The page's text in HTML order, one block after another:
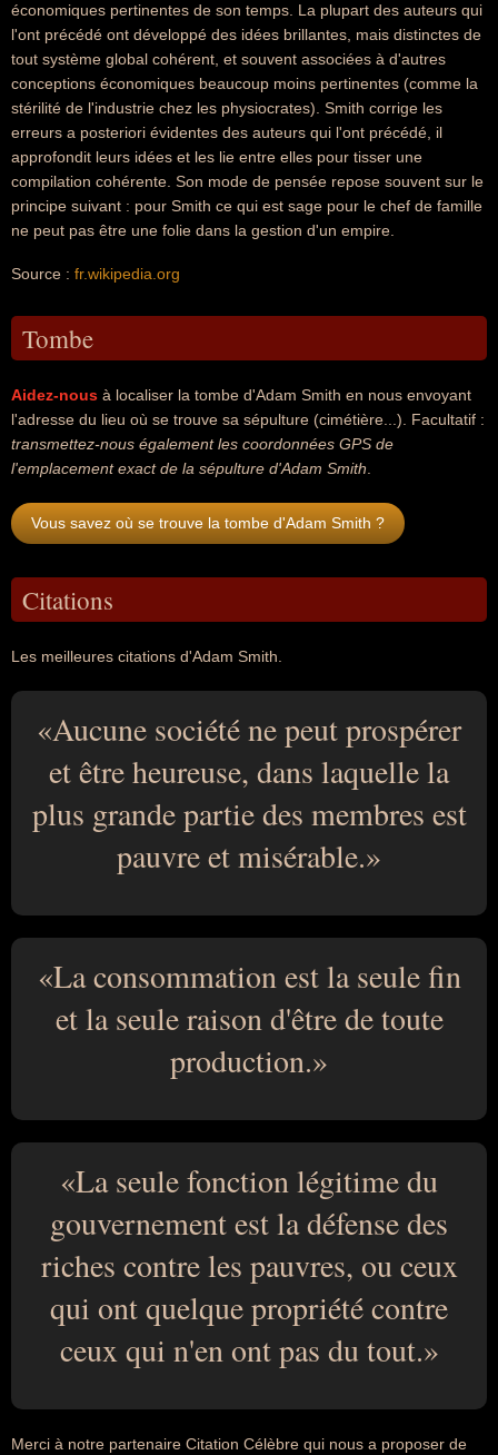
économiques pertinentes de son temps. La plupart des auteurs qui
l'ont précédé ont développé des idées brillantes, mais distinctes de
tout système global cohérent, et souvent associées à d'autres
conceptions économiques beaucoup moins pertinentes (comme la
stérilité de l'industrie chez les physiocrates). Smith corrige les
erreurs a posteriori évidentes des auteurs qui l'ont précédé, il
approfondit leurs idées et les lie entre elles pour tisser une
compilation cohérente. Son mode de pensée repose souvent sur le
principe suivant : pour Smith ce qui est sage pour le chef de famille
ne peut pas être une folie dans la gestion d'un empire.
Source : fr.wikipedia.org
Tombe
Aidez-nous à localiser la tombe d'Adam Smith en nous envoyant
l'adresse du lieu où se trouve sa sépulture (cimétière...). Facultatif :
transmettez-nous également les coordonnées GPS de
l'emplacement exact de la sépulture d'Adam Smith
Vous savez où se trouve la tombe d'Adam Smith ?
Citations
Les meilleures citations d'Adam Smith.
Aucune société ne peut prospérer
et être heureuse, dans laquelle la
plus grande partie des membres est
pauvre et misérable.
La consommation est la seule fin
et la seule raison d'être de toute
production.
La seule fonction légitime du
gouvernement est la défense des
riches contre les pauvres, ou ceux
qui ont quelque propriété contre
ceux qui n'en ont pas du tout.
Merci à notre partenaire Citation Célèbre qui nous a proposer de